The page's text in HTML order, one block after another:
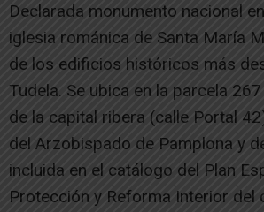
Declarada monumento nacional
iglesia románica de Santa María
de los edificios históricos más
Tudela. Se ubica en la parcela
de la capital ribera (calle Portal
del Arzobispado de Pamplona y
incluida en el catálogo del Plan
Protección y Reforma Interior del